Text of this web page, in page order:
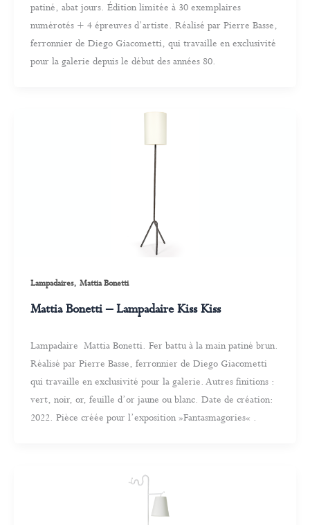
patiné, abat jours. Édition limitée à 30 exemplaires
numérotés + 4 épreuves d’artiste. Réalisé par Pierre Basse,
ferronnier de Diego Giacometti, qui travaille en exclusivité
pour la galerie depuis le début des années 80.
Lampadaires, Mattia Bonetti
Mattia Bonetti – Lampadaire Kiss Kiss
Lampadaire Mattia Bonetti. Fer battu à la main patiné brun.
Réalisé par Pierre Basse, ferronnier de Diego Giacometti
qui travaille en exclusivité pour la galerie. Autres finitions :
vert, noir, or, feuille d’or jaune ou blanc. Date de création:
2022. Pièce créée pour l’exposition »Fantasmagories« .